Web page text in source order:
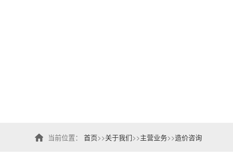
当前位置： 首页>>关于我们>>主营业务>>造价咨询